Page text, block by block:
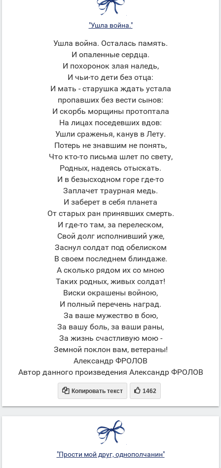
"Ушла война."
Ушла война. Осталась память.
И опаленные сердца.
И похоронок злая наледь,
И чьи-то дети без отца:
И мать - старушка ждать устала
пропавших без вести сынов:
И скорбь морщины протоптала
На лицах поседевших вдов:
Ушли сраженья, канув в Лету.
Потерь не знавшим не понять,
Что кто-то письма шлет по свету,
Родных, надеясь отыскать.
И в безысходном горе где-то
Заплачет траурная медь.
И заберет в себя планета
От старых ран принявших смерть.
И где-то там, за перелеском,
Свой долг исполнивший уже,
Заснул солдат под обелиском
В своем последнем блиндаже.
А сколько рядом их со мною
Таких родных, живых солдат!
Виски окрашены войною,
И полный перечень наград.
За ваше мужество в бою,
За вашу боль, за ваши раны,
За жизнь счастливую мою -
Земной поклон вам, ветераны!
Александр ФРОЛОВ
Автор данного произведения Александр ФРОЛОВ
 Копировать текст  1462
"Прости мой друг, однополчанин"